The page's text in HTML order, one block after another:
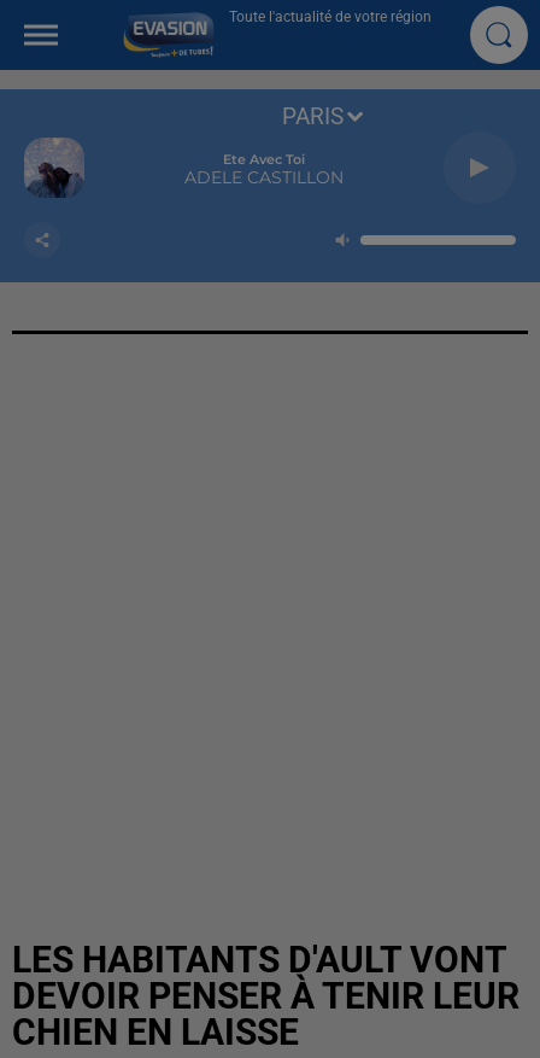
Toute l'actualité de votre région
Ete Avec Toi
ADELE CASTILLON
PARIS
LES HABITANTS D'AULT VONT
DEVOIR PENSER À TENIR LEUR
CHIEN EN LAISSE